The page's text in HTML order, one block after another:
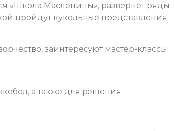
«Школа Масленицы», развернет ряды
пройдут кукольные представления
заинтересуют мастер-классы
а также для решения